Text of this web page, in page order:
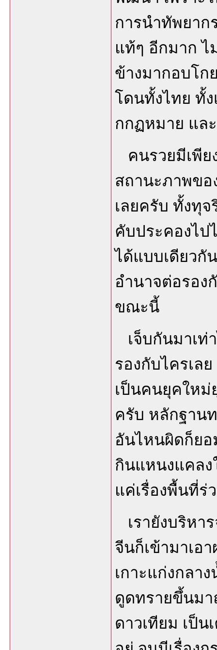
การนำทัพยาก
แท้ๆ อีกมาก
ข้างมากอบโก
โดนทั้งไทย ทั้
กกฏหมาย แล
คนรวยมีเพีย
สถานะภาพขอ
เลยครับ ทั้งทุ
คับประคองไป
ได้แบบเดียวกั
อำนาจต่อรอง
ขณะนี้
เจ็บกันมาเท่
รองกับไครเล
เป็นคนยุคใหม่
ครับ หลักฐาน
อันไหนผิดก็ยอ
กินแหนงแคลง
แค่เรื่องพื้นที่ร่
เรายังบริหา
จีนก็เข้ามาเอ
เกาะแก่งกลา
ดูดทรายขึ้นมา
ดาวเทียม เป็